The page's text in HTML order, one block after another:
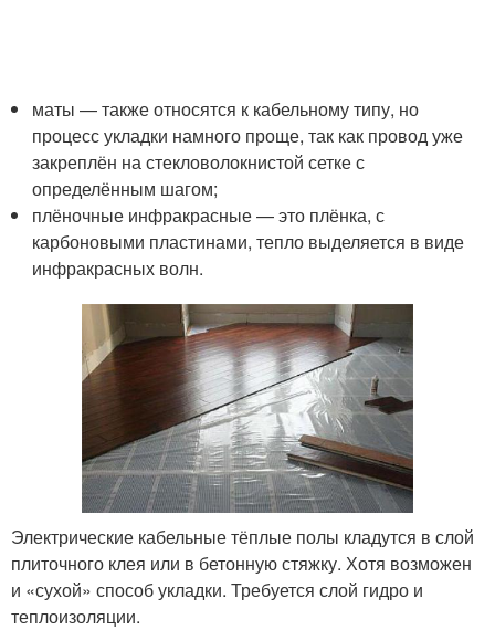
маты — также относятся к кабельному типу, но
процесс укладки намного проще, так как провод уже
закреплён на стекловолокнистой сетке с
определённым шагом;
плёночные инфракрасные — это плёнка, с
карбоновыми пластинами, тепло выделяется в виде
инфракрасных волн.
Электрические кабельные тёплые полы кладутся в слой
плиточного клея или в бетонную стяжку. Хотя возможен
и «сухой» способ укладки. Требуется слой гидро и
теплоизоляции.